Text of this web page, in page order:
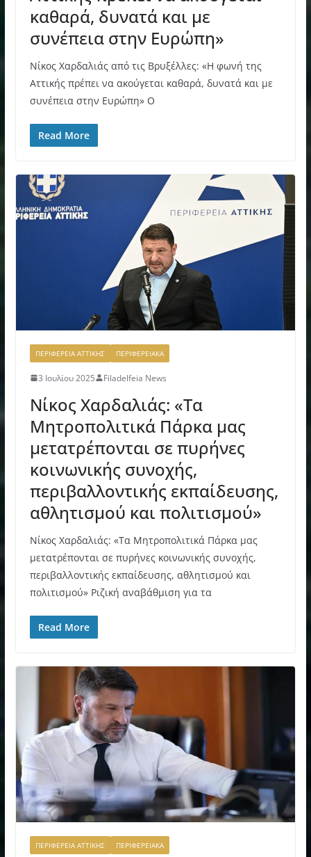
καθαρά, δυνατά και με
συνέπεια στην Ευρώπη»
Νίκος Χαρδαλιάς από τις Βρυξέλλες: «Η φωνή της
Αττικής πρέπει να ακούγεται καθαρά, δυνατά και με
συνέπεια στην Ευρώπη» Ο
Read More
ΠΕΡΙΦΕΡΕΙΑ ΑΤΤΙΚΗΣ ΠΕΡΙΦΕΡΕΙΑΚΑ
3 Ιουλίου 2025 Filadelfeia News
Νίκος Χαρδαλιάς: «Τα
Μητροπολιτικά Πάρκα μας
μετατρέπονται σε πυρήνες
κοινωνικής συνοχής,
περιβαλλοντικής εκπαίδευσης,
αθλητισμού και πολιτισμού»
Νίκος Χαρδαλιάς: «Τα Μητροπολιτικά Πάρκα μας
μετατρέπονται σε πυρήνες κοινωνικής συνοχής,
περιβαλλοντικής εκπαίδευσης, αθλητισμού και
πολιτισμού» Ριζική αναβάθμιση για τα
Read More
ΠΕΡΙΦΕΡΕΙΑ ΑΤΤΙΚΗΣ ΠΕΡΙΦΕΡΕΙΑΚΑ